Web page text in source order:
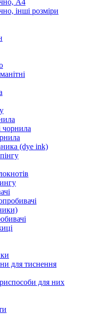
інші розміри
чорнила
(dye ink)
для тиснення
для них